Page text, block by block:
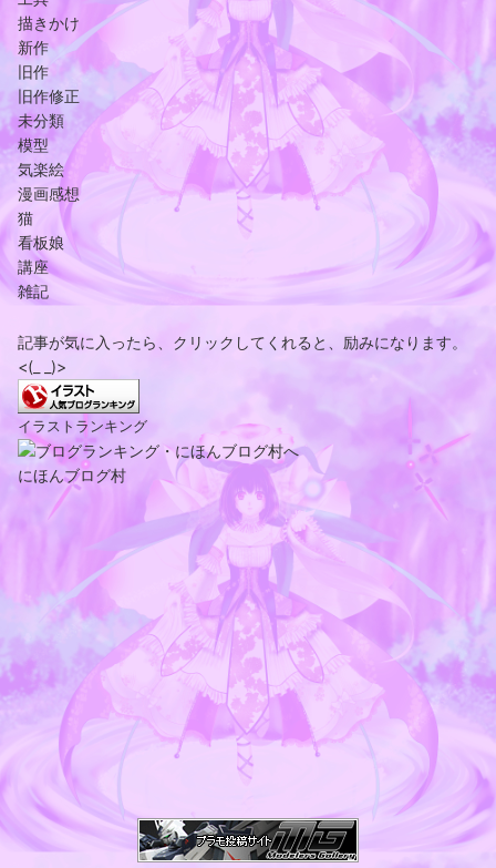
描きかけ
新作
旧作
旧作修正
未分類
模型
気楽絵
漫画感想
猫
看板娘
講座
雑記
記事が気に入ったら、クリックしてくれると、励みになります。
<(_ _)>
イラストランキング
にほんブログ村